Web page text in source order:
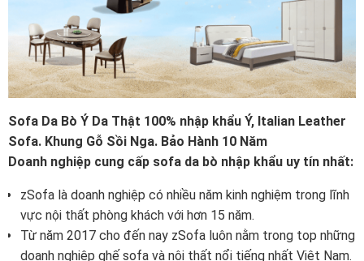
Sofa Da Bò Ý Da Thật 100% nhập khẩu Ý, Italian Leather
Sofa. Khung Gỗ Sồi Nga. Bảo Hành 10 Năm
Doanh nghiệp cung cấp sofa da bò nhập khẩu uy tín nhất:
zSofa là doanh nghiệp có nhiều năm kinh nghiệm trong lĩnh
vực nội thất phòng khách với hơn 15 năm.
Từ năm 2017 cho đến nay zSofa luôn nằm trong top những
doanh nghiệp ghế sofa và nội thất nổi tiếng nhất Việt Nam.